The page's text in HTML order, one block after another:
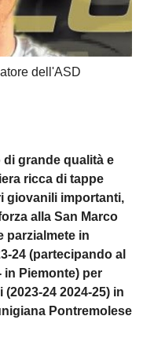
dell'ASD
di grande qualità e
ricca di tappe
giovanili importanti,
alla San Marco
parzialmete in
24 (partecipando al
in Piemonte) per
24 2024-25) in
Pontremolese